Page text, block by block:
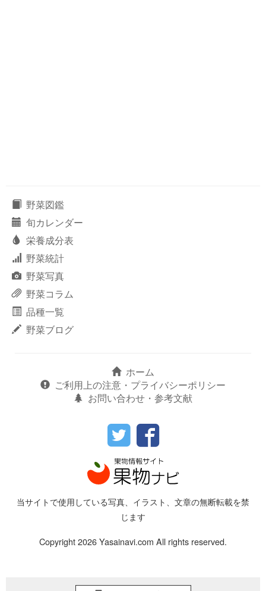
野菜図鑑
旬カレンダー
栄養成分表
野菜統計
野菜写真
野菜コラム
品種一覧
野菜ブログ
ホーム
ご利用上の注意・プライバシーポリシー
お問い合わせ・参考文献
当サイトで使用している写真、イラスト、文章の無断転載を禁
じます
Copyright 2026 Yasainavi.com All rights reserved.